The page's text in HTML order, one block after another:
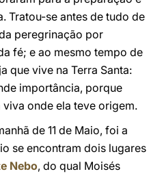
Tratou-se antes de tudo de
peregrinação por
fé; e ao mesmo tempo de
que vive na Terra Santa:
importância, porque
onde ela teve origem.
de 11 de Maio, foi a
se encontram dois lugares
Nebo, do qual Moisés